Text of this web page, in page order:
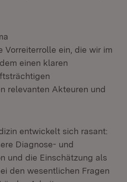
Vorreiterrolle ein, die wir im
einen klaren
relevanten Akteuren und
entwickelt sich rasant:
Diagnose- und
und die Einschätzung als
den wesentlichen Fragen